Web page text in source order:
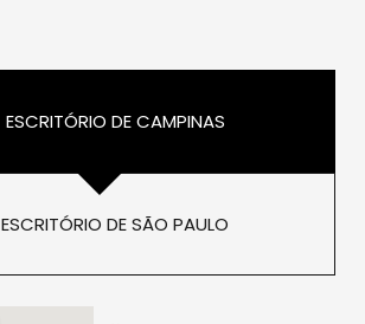
ESCRITÓRIO DE CAMPINAS
ESCRITÓRIO DE SÃO PAULO